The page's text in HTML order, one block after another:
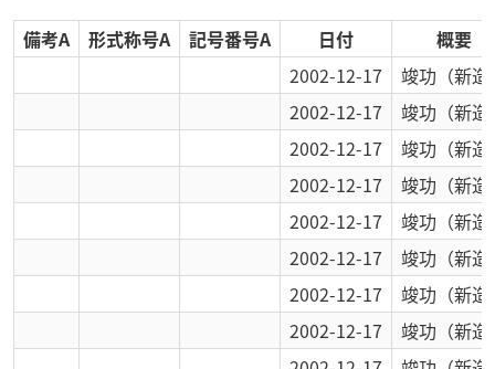
備考A 形式称号A 記号番号A 日付
概要
2002-12-17
竣功 （新
2002-12-17
竣功 （新
2002-12-17
竣功 （新
2002-12-17
竣功 （新
2002-12-17
竣功 （新
2002-12-17
竣功 （新
2002-12-17
竣功 （新
2002-12-17
竣功 （新